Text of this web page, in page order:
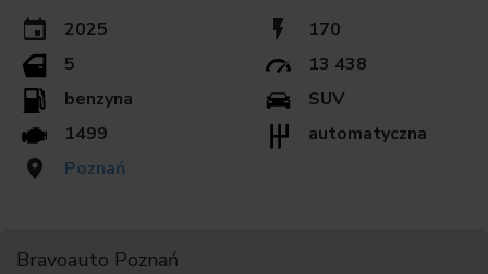
2025
170
5
13 438
benzyna
SUV
1499
automatyczna
Poznań
Bravoauto Poznań